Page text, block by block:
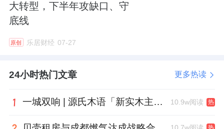
大转型，下半年攻缺口、守
底线
原创 乐居财经 07-27
24小时热门文章 更多热读
一城双响 | 源氏木语「新实木主义——黑标生活提案」发布会落地天津，黑标旗舰店盛大启幕 10.9w阅读 热